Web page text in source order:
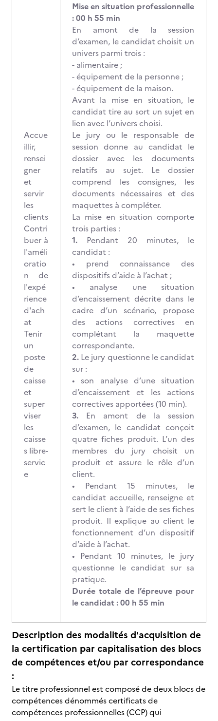
Accue
illir,
rensei
gner
et
servir
les
clients
Contri
buer à
l'améli
oratio
n de
l'expé
rience
d'ach
at
Tenir
un
poste
de
caisse
et
super
viser
les
caisse
s libre-
servic
e
Mise en situation professionnelle
: 00 h 55 min
En amont de la session
d’examen, le candidat choisit un
univers parmi trois :
- alimentaire ;
- équipement de la personne ;
- équipement de la maison.
Avant la mise en situation, le
candidat tire au sort un sujet en
lien avec l’univers choisi.
Le jury ou le responsable de
session donne au candidat le
dossier avec les documents
relatifs au sujet. Le dossier
comprend les consignes, les
documents nécessaires et des
maquettes à compléter.
La mise en situation comporte
trois parties :
1. Pendant 20 minutes, le
candidat :
• prend connaissance des
dispositifs d’aide à l’achat ;
• analyse une situation
d’encaissement décrite dans le
cadre d’un scénario, propose
des actions correctives en
complétant la maquette
correspondante.
2. Le jury questionne le candidat
sur :
• son analyse d’une situation
d’encaissement et les actions
correctives apportées (10 min).
3. En amont de la session
d’examen, le candidat conçoit
quatre fiches produit. L’un des
membres du jury choisit un
produit et assure le rôle d’un
client.
• Pendant 15 minutes, le
candidat accueille, renseigne et
sert le client à l’aide de ses fiches
produit. Il explique au client le
fonctionnement d’un dispositif
d’aide à l’achat.
• Pendant 10 minutes, le jury
questionne le candidat sur sa
pratique.
Durée totale de l’épreuve pour
le candidat : 00 h 55 min
Description des modalités d'acquisition de
la certification par capitalisation des blocs
de compétences et/ou par correspondance
:
Le titre professionnel est composé de deux blocs de
compétences dénommés certificats de
compétences professionnelles (CCP) qui